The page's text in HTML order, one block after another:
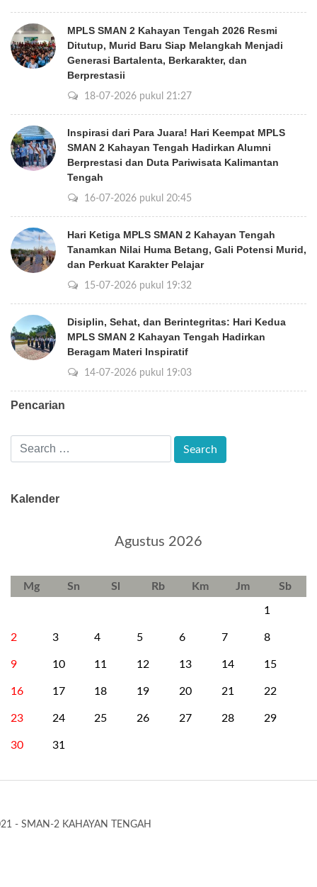
MPLS SMAN 2 Kahayan Tengah 2026 Resmi
Ditutup, Murid Baru Siap Melangkah Menjadi
Generasi Bartalenta, Berkarakter, dan
Berprestasii
18-07-2026 pukul 21:27
Inspirasi dari Para Juara! Hari Keempat MPLS
SMAN 2 Kahayan Tengah Hadirkan Alumni
Berprestasi dan Duta Pariwisata Kalimantan
Tengah
16-07-2026 pukul 20:45
Hari Ketiga MPLS SMAN 2 Kahayan Tengah
Tanamkan Nilai Huma Betang, Gali Potensi Murid,
dan Perkuat Karakter Pelajar
15-07-2026 pukul 19:32
Disiplin, Sehat, dan Berintegritas: Hari Kedua
MPLS SMAN 2 Kahayan Tengah Hadirkan
Beragam Materi Inspiratif
14-07-2026 pukul 19:03
Pencarian
Kalender
Agustus 2026
Mg Sn Sl Rb Km Jm Sb
1
2 3 4 5 6 7 8
9 10 11 12 13 14 15
16 17 18 19 20 21 22
23 24 25 26 27 28 29
30 31
- SMAN-2 KAHAYAN TENGAH